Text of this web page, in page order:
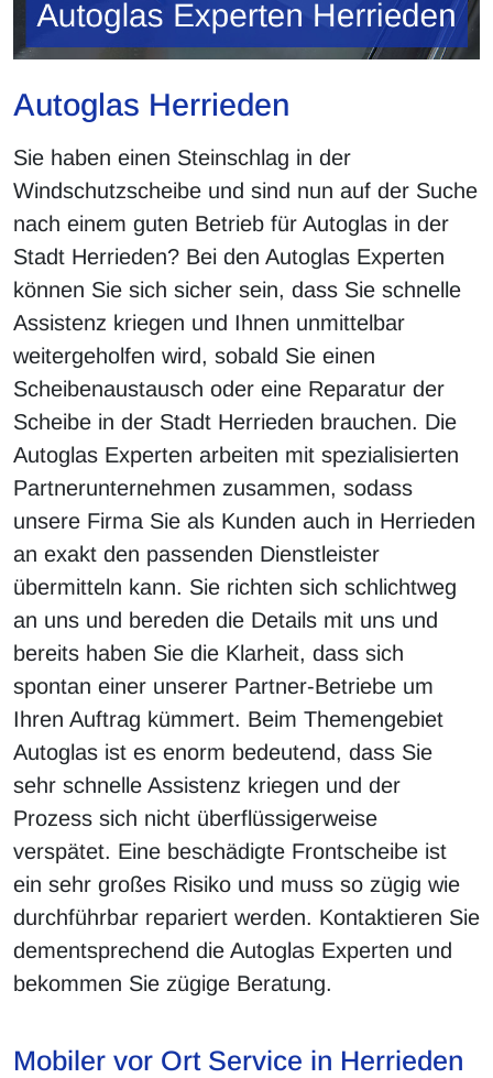
Autoglas Herrieden
Sie haben einen Steinschlag in der
Windschutzscheibe und sind nun auf der Suche
nach einem guten Betrieb für Autoglas in der
Stadt Herrieden? Bei den Autoglas Experten
können Sie sich sicher sein, dass Sie schnelle
Assistenz kriegen und Ihnen unmittelbar
weitergeholfen wird, sobald Sie einen
Scheibenaustausch oder eine Reparatur der
Scheibe in der Stadt Herrieden brauchen. Die
Autoglas Experten arbeiten mit spezialisierten
Partnerunternehmen zusammen, sodass
unsere Firma Sie als Kunden auch in Herrieden
an exakt den passenden Dienstleister
übermitteln kann. Sie richten sich schlichtweg
an uns und bereden die Details mit uns und
bereits haben Sie die Klarheit, dass sich
spontan einer unserer Partner-Betriebe um
Ihren Auftrag kümmert. Beim Themengebiet
Autoglas ist es enorm bedeutend, dass Sie
sehr schnelle Assistenz kriegen und der
Prozess sich nicht überflüssigerweise
verspätet. Eine beschädigte Frontscheibe ist
ein sehr großes Risiko und muss so zügig wie
durchführbar repariert werden. Kontaktieren Sie
dementsprechend die Autoglas Experten und
bekommen Sie zügige Beratung.
Mobiler vor Ort Service in Herrieden